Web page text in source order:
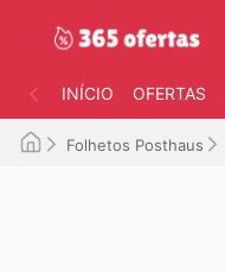
INÍCIO OFERTAS
Folhetos Posthaus